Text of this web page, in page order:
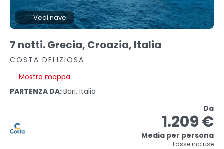
Vedi nave
7 notti. Grecia, Croazia, Italia
COSTA DELIZIOSA
Mostra mappa
PARTENZA DA:Bari, Italia
Da
1.209 €
Media per persona
Tasse incluse